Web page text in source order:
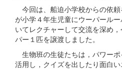
今回は、船迫小学校からの依
が小学４年生児童にウーパール
いてレクチャーして交流を深め
パー１匹を譲渡しました。
生物班の生徒たちは，パワー
活用し，クイズを出したり面白